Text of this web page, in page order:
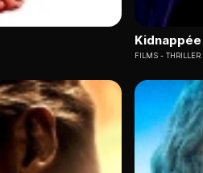
FILMS THRILLER